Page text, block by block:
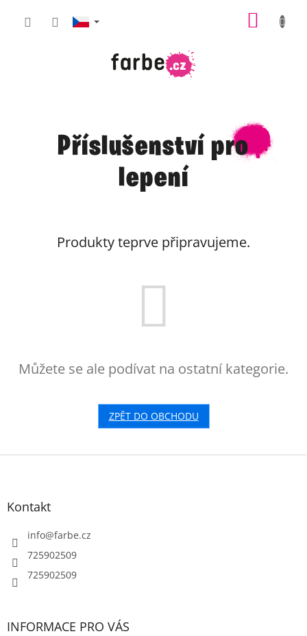
Příslušenství pro
lepení
Produkty teprve připravujeme.
Můžete se ale podívat na ostatní kategorie.
ZPĚT DO OBCHODU
Z
Kontakt
info@farbe.cz
725902509
725902509
INFORMACE PRO VÁS